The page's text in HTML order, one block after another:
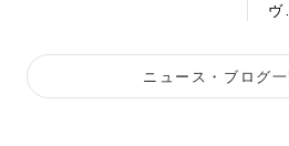
ニュース・ブログ